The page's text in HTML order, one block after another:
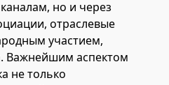
но и через
отраслевые
участием,
Важнейшим аспектом
не только